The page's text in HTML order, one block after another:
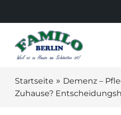
Startseite » Demenz –
Zuhause?